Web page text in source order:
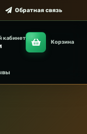
Обратная связь
кабинет
Корзина